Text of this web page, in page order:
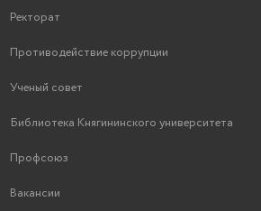
Ректорат
Противодействие коррупции
Ученый совет
Библиотека Княгининского университета
Профсоюз
Вакансии